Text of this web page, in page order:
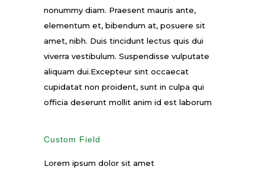
nonummy diam. Praesent mauris ante,
elementum et, bibendum at, posuere sit
amet, nibh. Duis tincidunt lectus quis dui
viverra vestibulum. Suspendisse vulputate
aliquam dui.Excepteur sint occaecat
cupidatat non proident, sunt in culpa qui
officia deserunt mollit anim id est laborum
Custom Field
Lorem ipsum dolor sit amet